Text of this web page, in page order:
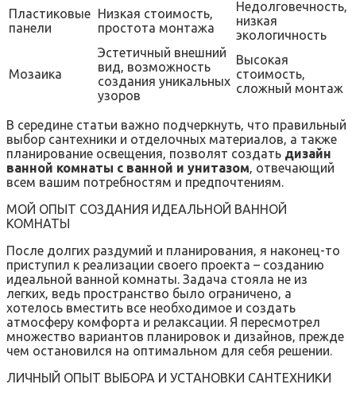
Пластиковые
панели
Низкая стоимость‚
простота монтажа
Недолговечность‚
низкая
экологичность
Мозаика
Эстетичный внешний
вид‚ возможность
создания уникальных
узоров
Высокая
стоимость‚
сложный монтаж
В середине статьи важно подчеркнуть‚ что правильный
выбор сантехники и отделочных материалов‚ а также
планирование освещения‚ позволят создать дизайн
ванной комнаты с ванной и унитазом ‚ отвечающий
всем вашим потребностям и предпочтениям.
МОЙ ОПЫТ СОЗДАНИЯ ИДЕАЛЬНОЙ ВАННОЙ
КОМНАТЫ
После долгих раздумий и планирования‚ я наконец-то
приступил к реализации своего проекта – созданию
идеальной ванной комнаты. Задача стояла не из
легких‚ ведь пространство было ограничено‚ а
хотелось вместить все необходимое и создать
атмосферу комфорта и релаксации. Я пересмотрел
множество вариантов планировок и дизайнов‚ прежде
чем остановился на оптимальном для себя решении.
ЛИЧНЫЙ ОПЫТ ВЫБОРА И УСТАНОВКИ САНТЕХНИКИ